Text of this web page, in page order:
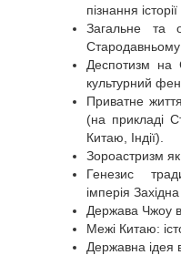
пізнання
Загальне та
Стародавньому
Деспотизм на
культурний
Приватне
(на прикладі
Китаю, Індії).
Зороастризм
Генезис
імперія
Держава Чжоу в
Межі Китаю:
Державна ідея